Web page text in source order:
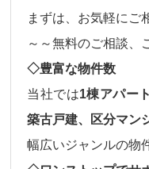
まずは、お気軽にご
～～無料のご相談、
◇豊富な物件数
当社では1棟アパー
築古戸建、区分マン
幅広いジャンルの物